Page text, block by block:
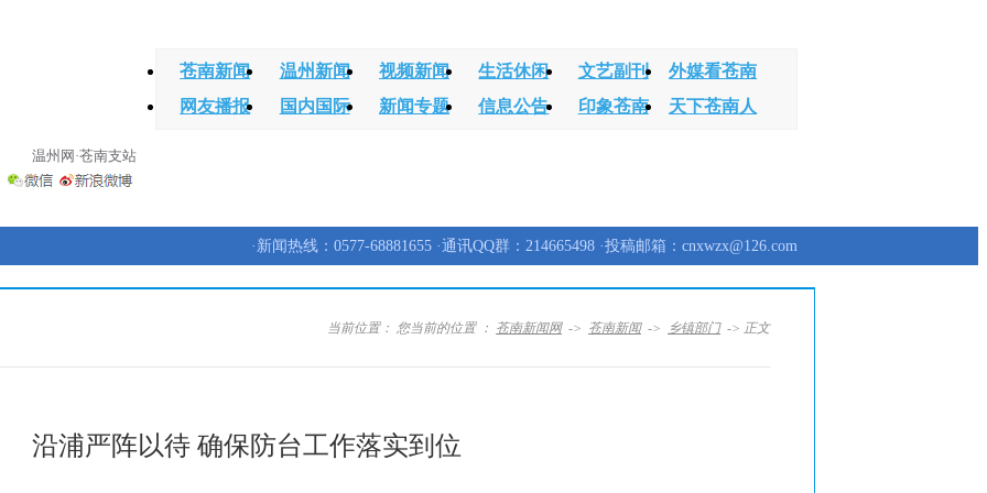
温州网·苍南支站
苍南新闻 温州新闻 视频新闻 生活休闲 文艺副刊
外媒看苍南
网友播报
国内国际 新闻专题 信息公告 印象苍南 天下苍南人
·新闻热线：0577-68881655 ·通讯QQ群：214665498 ·投稿邮箱：cnxwzx@126.com
当前位置： 您当前的位置 ： 苍南新闻网-> 苍南新闻-> 乡镇部门 -> 正文
沿浦严阵以待 确保防台工作落实到位